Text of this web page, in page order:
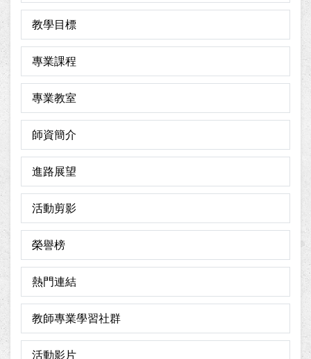
教學目標
專業課程
專業教室
師資簡介
進路展望
活動剪影
榮譽榜
熱門連結
教師專業學習社群
活動影片